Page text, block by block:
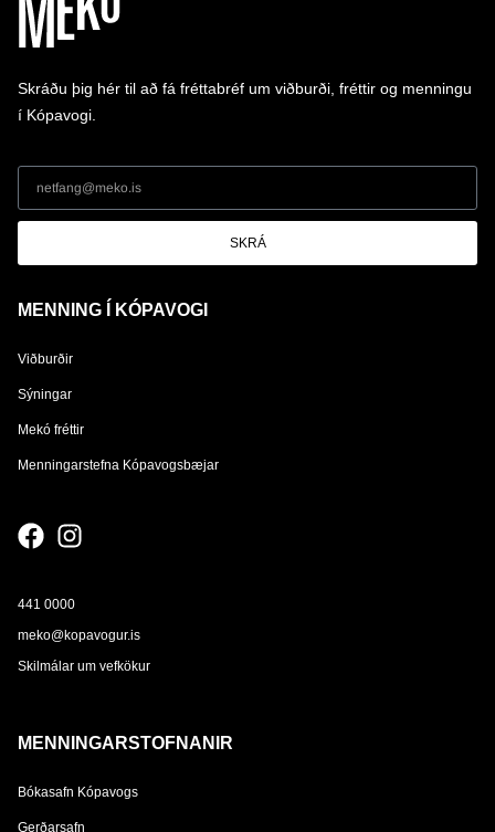
Skráðu þig hér til að fá fréttabréf um viðburði, fréttir og menningu
í Kópavogi.
SKRÁ
MENNING Í KÓPAVOGI
Viðburðir
Sýningar
Mekó fréttir
Menningarstefna Kópavogsbæjar
441 0000
meko@kopavogur.is
Skilmálar um vefkökur
MENNINGARSTOFNANIR
Bókasafn Kópavogs
Gerðarsafn